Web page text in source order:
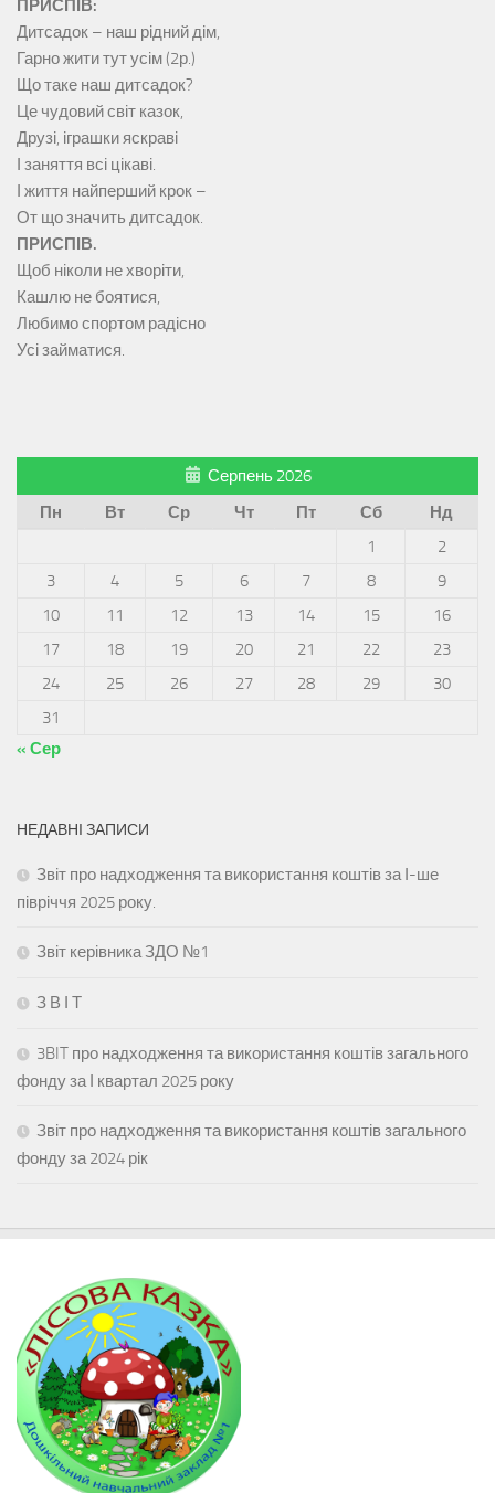
ПРИСПІВ:
Дитсадок – наш рідний дім,
Гарно жити тут усім (2р.)
Що таке наш дитсадок?
Це чудовий світ казок,
Друзі, іграшки яскраві
І заняття всі цікаві.
І життя найперший крок –
От що значить дитсадок.
ПРИСПІВ.
Щоб ніколи не хворіти,
Кашлю не боятися,
Любимо спортом радісно
Усі займатися.
Серпень 2026
Пн
Вт Ср Чт Пт Сб
Нд
1
2
3
4 5 6 7 8
9
10
11 12 13 14 15
16
17
18 19 20 21 22
23
24
25 26 27 28 29
30
31
« Сер
НЕДАВНІ ЗАПИСИ
Звіт про надходження та використання коштів за І-ше
півріччя 2025 року.
Звіт керівника ЗДО №1
З В І Т
3BIT про надходження та використання коштів загального
фонду за І квартал 2025 року
Звіт про надходження та використання коштів загального
фонду за 2024 рік